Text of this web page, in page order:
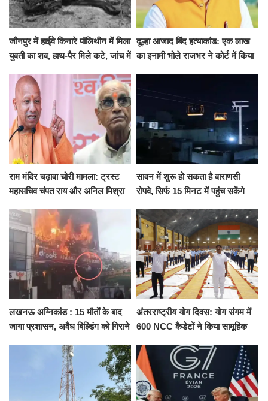
जौनपुर में हाईवे किनारे पॉलिथीन में मिला
युवती का शव, हाथ-पैर मिले कटे, जांच में
दूल्हा आजाद बिंद हत्याकांड: एक लाख
का इनामी भोले राजभर ने कोर्ट में किया
राम मंदिर चढ़ावा चोरी मामला: ट्रस्ट
महासचिव चंपत राय और अनिल मिश्रा
को नहीं...
सावन में शुरू हो सकता है वाराणसी
रोपवे, सिर्फ 15 मिनट में पहुंच सकेंगे
किराया
लखनऊ अग्निकांड : 15 मौतों के बाद
जागा प्रशासन, अवैध बिल्डिंग को गिराने
अंतरराष्ट्रीय योग दिवस: योग संगम में
600 NCC कैडेटों ने किया सामूहिक
संकल्प